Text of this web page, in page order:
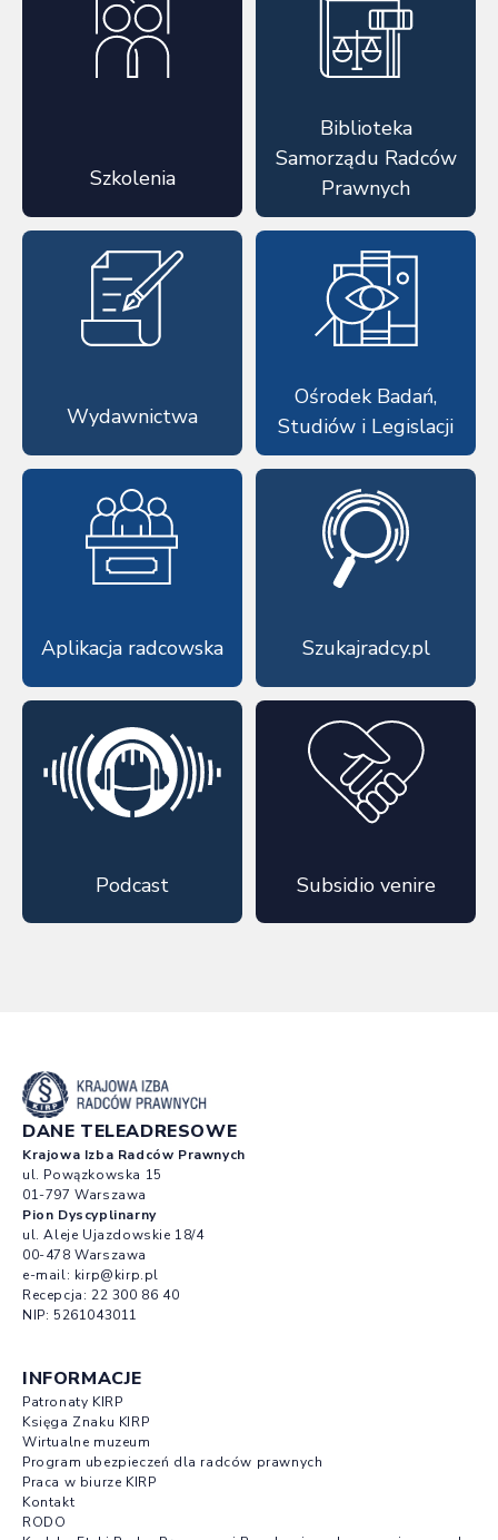
Szkolenia
Biblioteka
Samorządu Radców
Prawnych
Wydawnictwa
Ośrodek Badań,
Studiów i Legislacji
Aplikacja radcowska Szukajradcy.pl
Podcast Subsidio venire
DANE TELEADRESOWE
Krajowa Izba Radców Prawnych
ul. Powązkowska 15
01-797 Warszawa
Pion Dyscyplinarny
ul. Aleje Ujazdowskie 18/4
00-478 Warszawa
e-mail: kirp@kirp.pl
Recepcja: 22 300 86 40
NIP: 5261043011
INFORMACJE
Patronaty KIRP
Księga Znaku KIRP
Wirtualne muzeum
Program ubezpieczeń dla radców prawnych
Praca w biurze KIRP
Kontakt
RODO